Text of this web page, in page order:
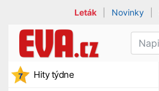
Leták Novinky
Hity týdne